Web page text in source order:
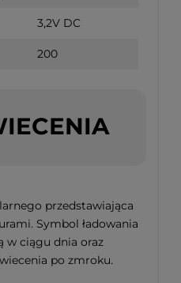
3,2V DC
200